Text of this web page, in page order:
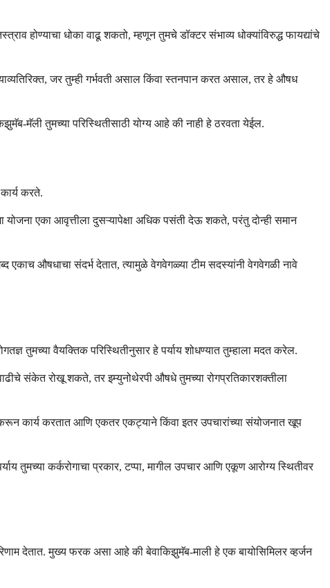
होण्याचा धोका वाढू शकतो, म्हणून तुमचे डॉक्टर संभाव्य धोक्यांविरुद्ध फायद्यांचे
जर तुम्ही गर्भवती असाल किंवा स्तनपान करत असाल, तर हे औषध
मॅली तुमच्या परिस्थितीसाठी योग्य आहे की नाही हे ठरवता येईल.
करते.
योजना एका आवृत्तीला दुसऱ्यापेक्षा अधिक पसंती देऊ शकते, परंतु दोन्ही समान
एकाच औषधाचा संदर्भ देतात, त्यामुळे वेगवेगळ्या टीम सदस्यांनी वेगवेगळी नावे
तुमच्या वैयक्तिक परिस्थितीनुसार हे पर्याय शोधण्यात तुम्हाला मदत करेल.
वाढीचे संकेत रोखू शकते, तर इम्युनोथेरपी औषधे तुमच्या रोगप्रतिकारशक्तीला
करून कार्य करतात आणि एकतर एकट्याने किंवा इतर उपचारांच्या संयोजनात खूप
तुमच्या कर्करोगाचा प्रकार, टप्पा, मागील उपचार आणि एकूण आरोग्य स्थितीवर
देतात. मुख्य फरक असा आहे की बेवाकिझुमॅब-माली हे एक बायोसिमिलर व्हर्जन